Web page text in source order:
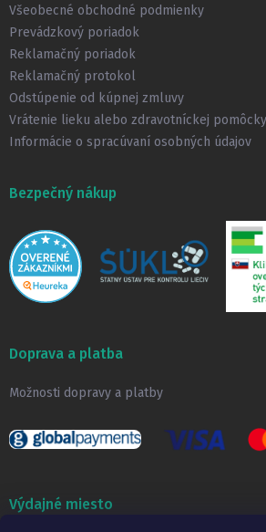
Všeobecné obchodné podmienky
Prevádzkový poriadok
Reklamačný poriadok
Reklamačný protokol
Odstúpenie od kúpnej zmluvy
Vrátenie lieku alebo zdravotníckej pomôcky
Informácie o spracúvaní osobných údajov
Bezpečný nákup
Doprava a platba
Možnosti dopravy a platby
Výdajné miesto